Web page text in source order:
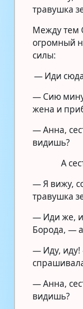
травушка
Между тем
огромный
силы:
— Иди
— Сию
жена и
— Анна,
видишь?
А
— Я вижу,
травушка
— Иди же,
Борода, — а
— Иду, иду!
— Анна,
видишь?